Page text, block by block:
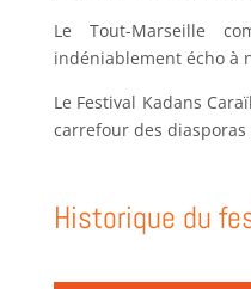
Le Tout-Marseille
indéniablement écho à
Le Festival Kadans
carrefour des
Historique du